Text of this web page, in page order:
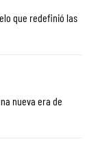
que redefinió las
nueva era de